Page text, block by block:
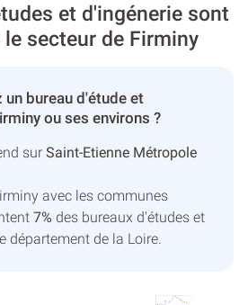
et d'ingénerie sont
secteur de Firminy
un bureau d'étude et
ou ses environs ?
sur Saint-Etienne Métropole
avec les communes
7% des bureaux d'études et
département de la Loire.